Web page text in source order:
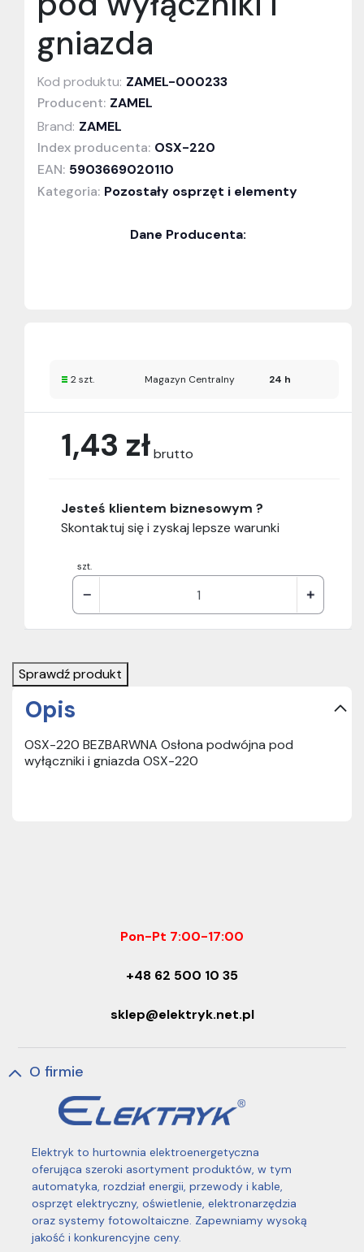
gniazda
Kod produktu: ZAMEL-000233
Producent: ZAMEL
Brand: ZAMEL
Index producenta: OSX-220
EAN: 5903669020110
Kategoria: Pozostały osprzęt i elementy
Dane Producenta:
1,43 złbrutto
szt.
Jesteś klientem biznesowym ?
Skontaktuj się i zyskaj lepsze warunki
2 szt. Magazyn Centralny 24 h
Sprawdź produkt
Opis
OSX-220 BEZBARWNA Osłona podwójna pod
wyłączniki i gniazda OSX-220
Pon-Pt 7:00-17:00
+48 62 500 10 35
sklep@elektryk.net.pl
O firmie
Elektryk to hurtownia elektroenergetyczna
oferująca szeroki asortyment produktów, w tym
automatyka, rozdział energii, przewody i kable,
osprzęt elektryczny, oświetlenie, elektronarzędzia
oraz systemy fotowoltaiczne. Zapewniamy wysoką
jakość i konkurencyjne ceny.